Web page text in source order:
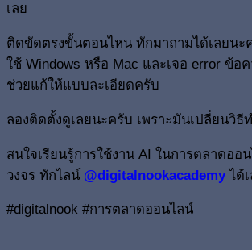
เลย
ติดขัดตรงขั้นตอนไหน ทักมาถามได้เลยนะ
ใช้ Windows หรือ Mac และเจอ error ข้อ
ช่วยแก้ให้แบบละเอียดครับ
ลองติดตั้งดูเลยนะครับ เพราะมันเปลี่ยนวิธี
สนใจเรียนรู้การใช้งาน AI ในการตลาดออ
วงจร ทักไลน์ @digitalnookacademy ได้
#digitalnook #การตลาดออนไลน์